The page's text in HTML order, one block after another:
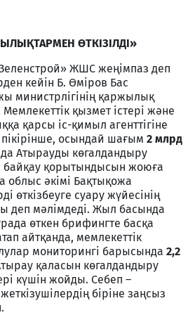
ҚТАРМЕН ӨТКІЗІЛДІ»
ЖШС жеңімпаз деп
кейін Б. Өміров Бас
министрлігінің қаржылық
қызмет істері және
қарсы іс-қимыл агенттігіне
осындай шағым 2 млрд
Атырауды көгалдандыру
байқау қорытындысын жоюға
облыс әкімі Бақтықожа
өткізбеуге суару жүйесінің
деп мәлімдеді. Жыл басында
өткен брифингте басқа
айтқанда, мемлекеттік
мониторингі барысында 2,2
қаласын көгалдандыру
күшін жойды. Себеп –
біріне заңсыз